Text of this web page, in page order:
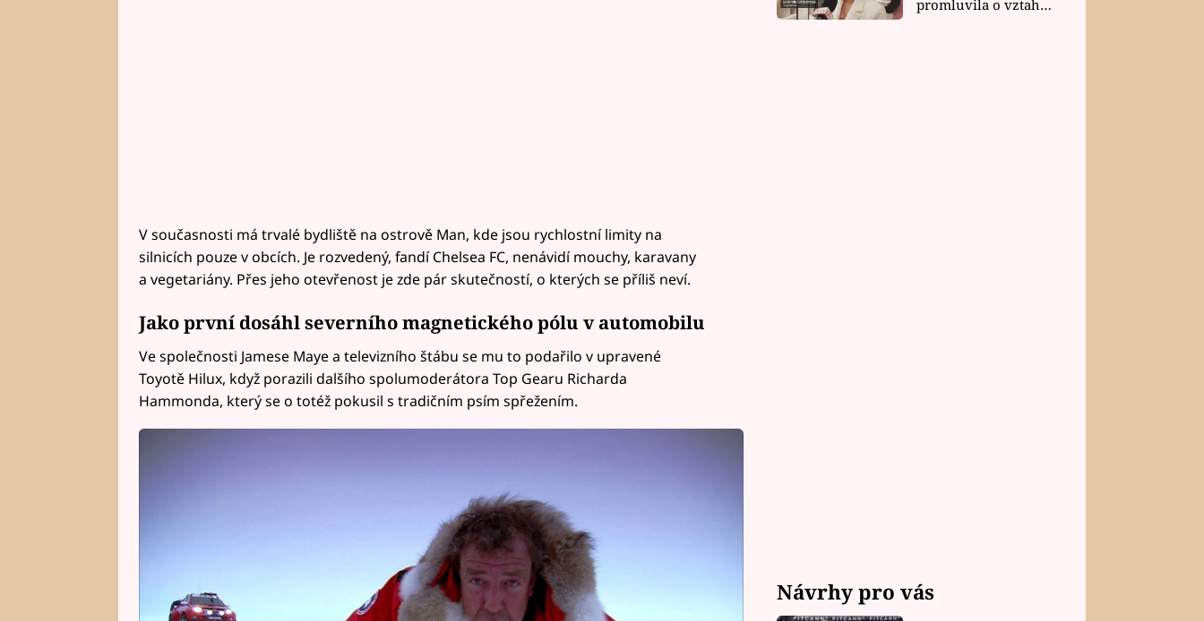
V současnosti má trvalé bydliště na ostrově Man, kde jsou rychlostní limity na
silnicích pouze v obcích. Je rozvedený, fandí Chelsea FC, nenávidí mouchy, karavany
a vegetariány. Přes jeho otevřenost je zde pár skutečností, o kterých se příliš neví.
Jako první dosáhl severního magnetického pólu v automobilu
Ve společnosti Jamese Maye a televizního štábu se mu to podařilo v upravené
Toyotě Hilux, když porazili dalšího spolumoderátora Top Gearu Richarda
Hammonda, který se o totéž pokusil s tradičním psím spřežením.
promluvila o vztahu
Návrhy pro vás